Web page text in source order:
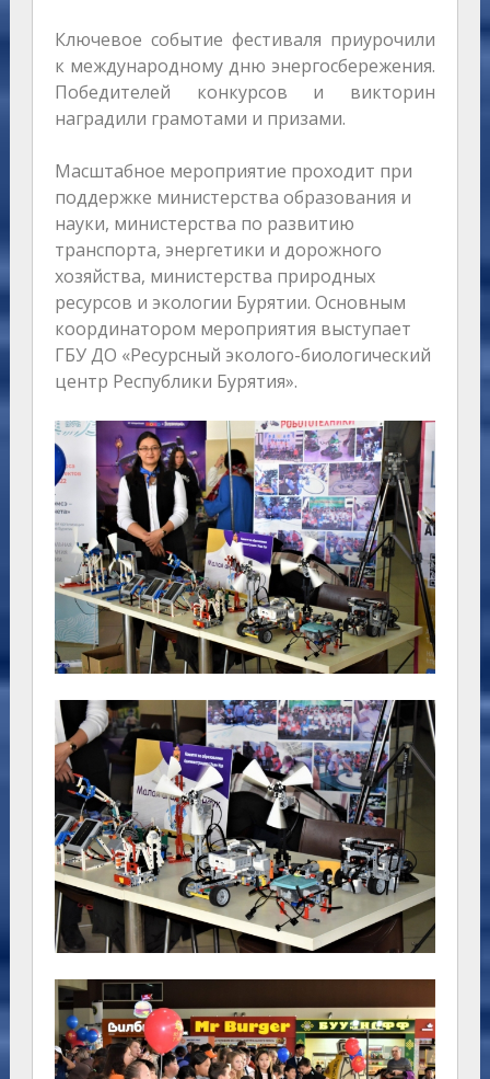
Ключевое событие фестиваля приурочили
к международному дню энергосбережения.
Победителей конкурсов и викторин
наградили грамотами и призами.
Масштабное мероприятие проходит при
поддержке министерства образования и
науки, министерства по развитию
транспорта, энергетики и дорожного
хозяйства, министерства природных
ресурсов и экологии Бурятии. Основным
координатором мероприятия выступает
ГБУ ДО «Ресурсный эколого-биологический
центр Республики Бурятия».